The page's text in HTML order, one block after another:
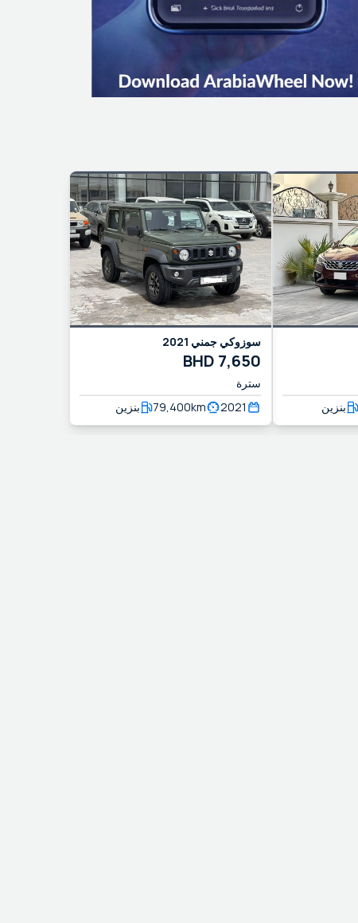
بنزين
سوزوكي جمني 2021
BHD 7,650
سترة
2021
79,400km بنزين